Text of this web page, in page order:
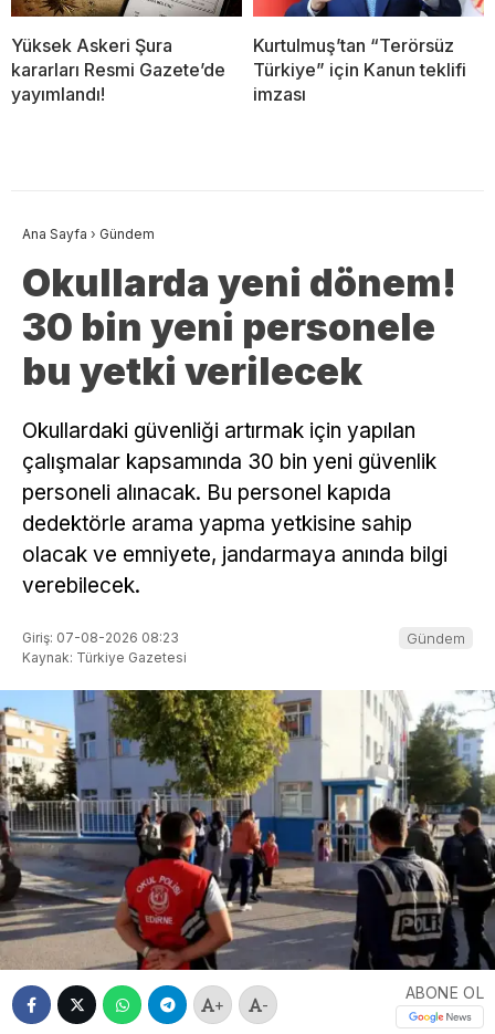
Yüksek Askeri Şura
kararları Resmi Gazete’de
yayımlandı!
Kurtulmuş’tan “Terörsüz
Türkiye” için Kanun teklifi
imzası
Ana Sayfa › Gündem
Okullarda yeni dönem!
30 bin yeni personele
bu yetki verilecek
Okullardaki güvenliği artırmak için yapılan
çalışmalar kapsamında 30 bin yeni güvenlik
personeli alınacak. Bu personel kapıda
dedektörle arama yapma yetkisine sahip
olacak ve emniyete, jandarmaya anında bilgi
verebilecek.
Giriş: 07-08-2026 08:23
Kaynak: Türkiye Gazetesi
Gündem
+ -
ABONE OL